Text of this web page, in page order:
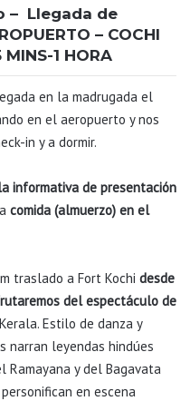
– Llegada de
– COCHI
1 HORA
en la madrugada el
en el aeropuerto y nos
in y a dormir.
informativa de presentación
comida (almuerzo) en el
traslado a Fort Kochi desde
del espectáculo de
Estilo de danza y
narran leyendas hindúes
Ramayana y del Bagavata
en escena